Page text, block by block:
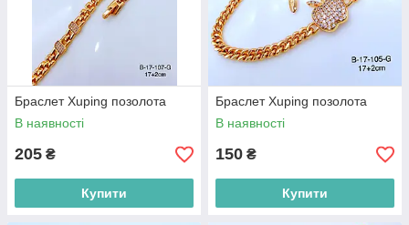
Браслет Xuping позолота
В наявності
205 ₴
Купити
Браслет Xuping позолота
В наявності
150 ₴
Купити